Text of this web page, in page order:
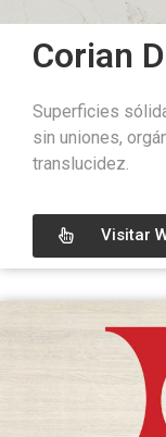
Corian
Superficies
sin uniones,
translucidez.
Visitar